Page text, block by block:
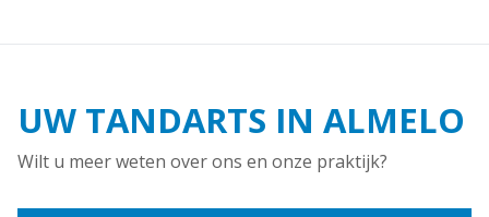
UW TANDARTS IN ALMELO
Wilt u meer weten over ons en onze praktijk?